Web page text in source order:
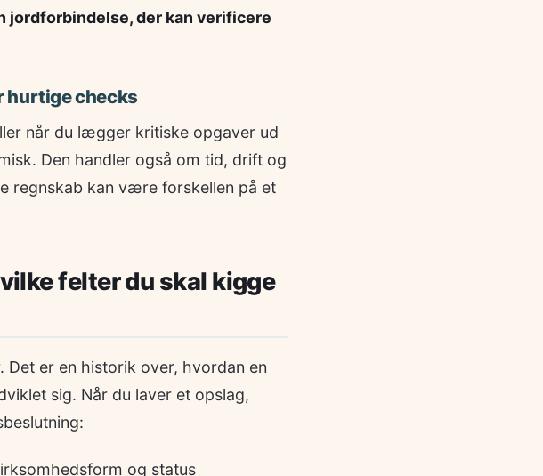
jordforbindelse, der kan verificere
hurtige checks
når du lægger kritiske opgaver ud
Den handler også om tid, drift og
regnskab kan være forskellen på et
felter du skal kigge
Det er en historik over, hvordan en
sig. Når du laver et opslag,
og status